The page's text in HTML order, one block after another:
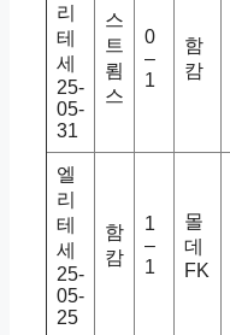
리
테
세
25-
05-
31
스
트
룀
스
0
–
1
함
캄
엘
리
테
세
25-
05-
25
함
캄
1
–
1
몰
데
FK